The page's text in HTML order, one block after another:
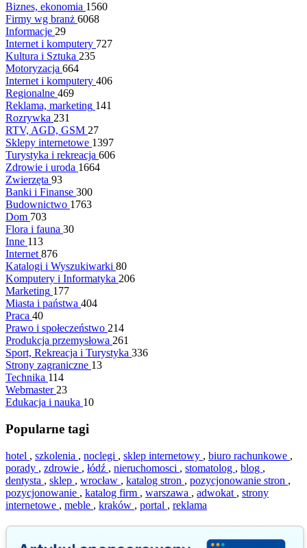
Biznes, ekonomia 1560
Firmy wg branż 6068
Informacje 29
Internet i komputery 727
Kultura i Sztuka 235
Motoryzacja 664
Internet i komputery 406
Regionalne 469
Reklama, marketing 141
Rozrywka 231
RTV, AGD, GSM 27
Sklepy internetowe 1397
Turystyka i rekreacja 606
Zdrowie i uroda 1664
Zwierzęta 93
Banki i Finanse 300
Budownictwo 1763
Dom 703
Flora i fauna 30
Inne 113
Internet 876
Katalogi i Wyszukiwarki 80
Komputery i Informatyka 206
Marketing 177
Miasta i państwa 404
Praca 40
Prawo i społeczeństwo 214
Produkcja przemysłowa 261
Sport, Rekreacja i Turystyka 336
Strony zagraniczne 13
Technika 114
Webmaster 23
Edukacja i nauka 10
Popularne tagi
hotel , szkolenia , noclegi , sklep internetowy , biuro rachunkowe ,
porady , zdrowie , łódź , nieruchomosci , stomatolog , blog ,
dentysta , sklep , wrocław , katalog stron , pozycjonowanie stron ,
pozycjonowanie , katalog firm , warszawa , adwokat , strony
internetowe , meble , kraków , portal , reklama